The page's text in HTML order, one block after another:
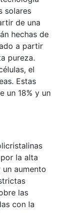
solares
de una
hechas de
a partir
pureza.
el
Estas
un 18% y un
la alta
aumento
las
con la